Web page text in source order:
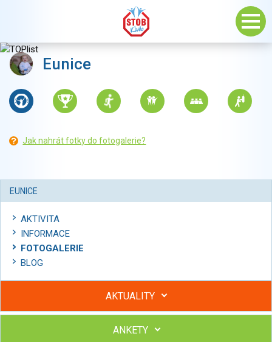
Eunice
Jak nahrát fotky do fotogalerie?
EUNICE
AKTIVITA
INFORMACE
FOTOGALERIE
BLOG
AKTUALITY
Hubněte s podporou lektorky a skupiny v kurzech STOBu
ANKETY